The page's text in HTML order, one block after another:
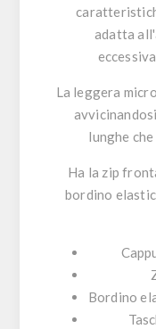
adatta
La leggera
lunghe
Ha la zip
bordino
Bordino